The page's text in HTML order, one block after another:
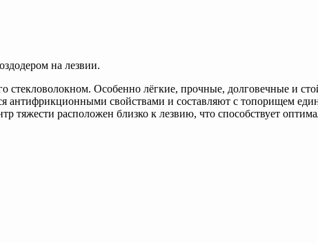
на лезвии.
Особенно лёгкие, прочные, долговечные и
свойствами и составляют с топорищем
тяжести расположен близко к лезвию, что способствует